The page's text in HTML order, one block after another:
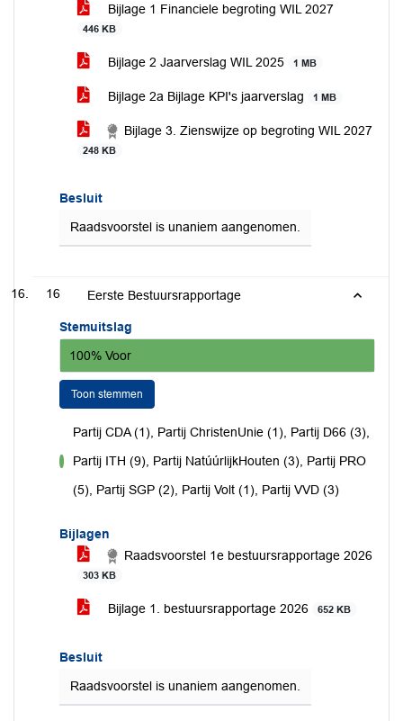
Bijlage 1 Financiele begroting WIL 2027
446 KB
Bijlage 2 Jaarverslag WIL 2025 1 MB
Bijlage 2a Bijlage KPI's jaarverslag 1 MB
Bijlage 3. Zienswijze op begroting WIL 2027
248 KB
Besluit
Raadsvoorstel is unaniem aangenomen.
16 Eerste Bestuursrapportage
Stemuitslag
100% Voor
Toon stemmen
Partij CDA (1), Partij ChristenUnie (1), Partij D66 (3),
Partij ITH (9), Partij NatúúrlijkHouten (3), Partij PRO
(5), Partij SGP (2), Partij Volt (1), Partij VVD (3)
Bijlagen
Raadsvoorstel 1e bestuursrapportage 2026
303 KB
Bijlage 1. bestuursrapportage 2026 652 KB
Besluit
Raadsvoorstel is unaniem aangenomen.